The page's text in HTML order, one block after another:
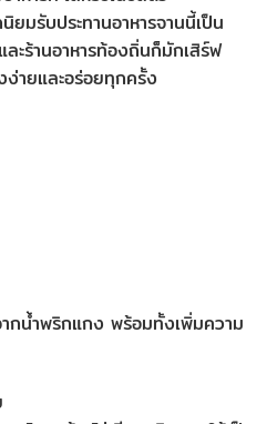
ยมรับประทานอาหารจานนี้เป็น
ละร้านอาหารท้องถิ่นก็มักเสิร์ฟ
ง่ายและอร่อยทุกครั้ง
กน้ำพริกแกง พร้อมทั้งเพิ่มความ